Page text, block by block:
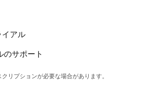
イアル
のサポート
リプションが必要な場合があります。